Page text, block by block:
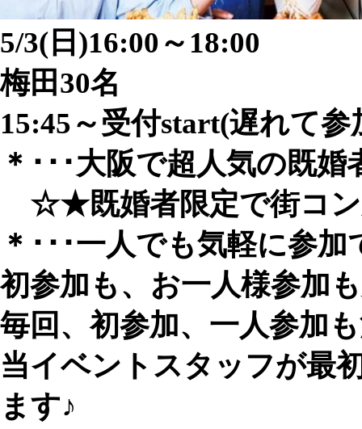
5/3(日)​16:00～18:00
梅田30名
15:45～受付start(遅れて
＊･･･大阪で超人気の既婚
☆★既婚者限定で街コ
＊･･･一人でも気軽に参
初参加も、お一人様参加
毎回、初参加、一人参加
当イベントスタッフが最
ます♪